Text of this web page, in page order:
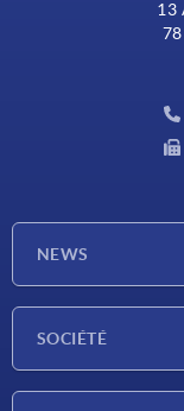
13
NEWS
SOCIÉTÉ